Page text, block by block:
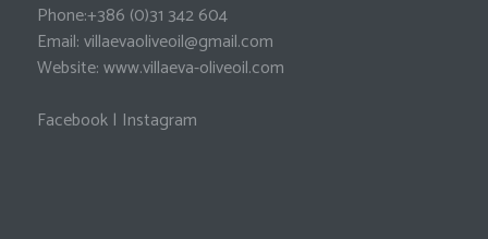
Phone:+386 (0)31 342 604
Email:villaevaoliveoil@gmail.com
Website:www.villaeva-oliveoil.com
Facebook| Instagram